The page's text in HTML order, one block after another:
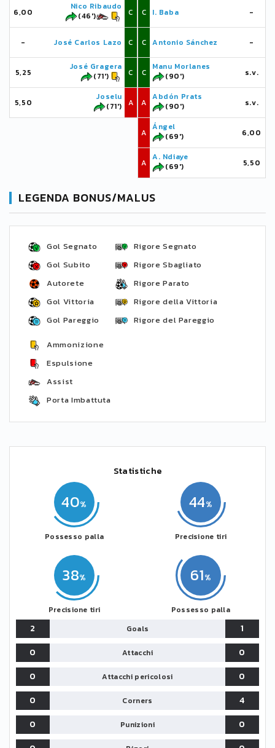
6,00
Nico Ribaudo
(46')
C
- José Carlos Lazo C
5,25
José Gragera
(71')
C
5,50
Joselu
(71')
A
C I. Baba -
C Antonio Sánchez -
C
Manu Morlanes
(90')
s.v.
A
Abdón Prats
(90')
s.v.
A
Ángel
(69')
6,00
A
A. Ndiaye
(69')
5,50
LEGENDA BONUS/MALUS
Gol Segnato
Gol Subito
Autorete
Gol Vittoria
Gol Pareggio
Rigore Segnato
Rigore Sbagliato
Rigore Parato
Rigore della Vittoria
Rigore del Pareggio
Ammonizione
Espulsione
Assist
Porta Imbattuta
Statistiche
40
Possesso palla
38
Precisione tiri
61
Possesso palla
44
Precisione tiri
2 Goals
1
0
Attacchi
0
0
Attacchi pericolosi
0
0
Corners
4
0
Punizioni
0